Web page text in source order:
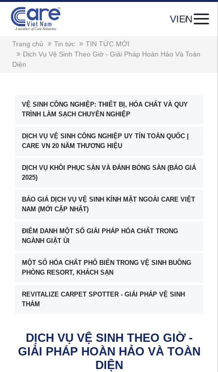
VIEN
Trang chủ Tin tức
TIN TỨC MỚI
Dịch Vụ Vệ Sinh Theo Giờ - Giải Pháp Hoàn Hảo Và Toàn
Diện
VỆ SINH CÔNG NGHIỆP: THIẾT BỊ, HÓA CHẤT VÀ QUY
TRÌNH LÀM SẠCH CHUYÊN NGHIỆP
DỊCH VỤ VỆ SINH CÔNG NGHIỆP UY TÍN TOÀN QUỐC |
CARE VN 20 NĂM THƯƠNG HIỆU
DỊCH VỤ KHÔI PHỤC SÀN VÀ ĐÁNH BÓNG SÀN (BÁO GIÁ
2025)
BÁO GIÁ DỊCH VỤ VỆ SINH KÍNH MẶT NGOÀI CARE VIỆT
NAM (MỚI CẬP NHẬT)
ĐIỂM DANH MỘT SỐ GIẢI PHÁP HÓA CHẤT TRONG
NGÀNH GIẶT ỦI
MỘT SỐ HÓA CHẤT PHỔ BIẾN TRONG VỆ SINH BUỒNG
PHÒNG RESORT, KHÁCH SẠN
REVITALIZE CARPET SPOTTER - GIẢI PHÁP VỆ SINH
THẢM
DỊCH VỤ VỆ SINH THEO GIỜ -
GIẢI PHÁP HOÀN HẢO VÀ TOÀN
DIỆN